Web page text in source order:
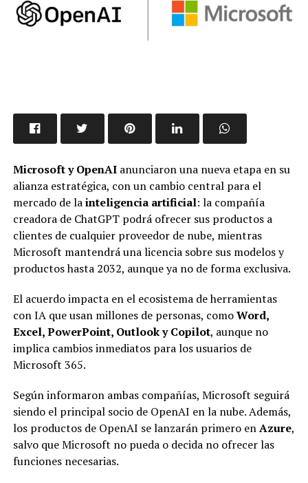
Microsoft y OpenAIanunciaron una nueva etapa en su
alianza estratégica, con un cambio central para el
mercado de lainteligencia artificial: la compañía
creadora de ChatGPT podrá ofrecer sus productos a
clientes de cualquier proveedor de nube, mientras
Microsoft mantendrá una licencia sobre sus modelos y
productos hasta 2032, aunque ya no de forma exclusiva.
El acuerdo impacta en el ecosistema de herramientas
con IA que usan millones de personas, comoWord,
Excel, PowerPoint, Outlook y Copilot, aunque no
implica cambios inmediatos para los usuarios de
Microsoft 365.
Según informaron ambas compañías, Microsoft seguirá
siendo el principal socio de OpenAI en la nube. Además,
los productos de OpenAI se lanzarán primero enAzure,
salvo que Microsoft no pueda o decida no ofrecer las
funciones necesarias.